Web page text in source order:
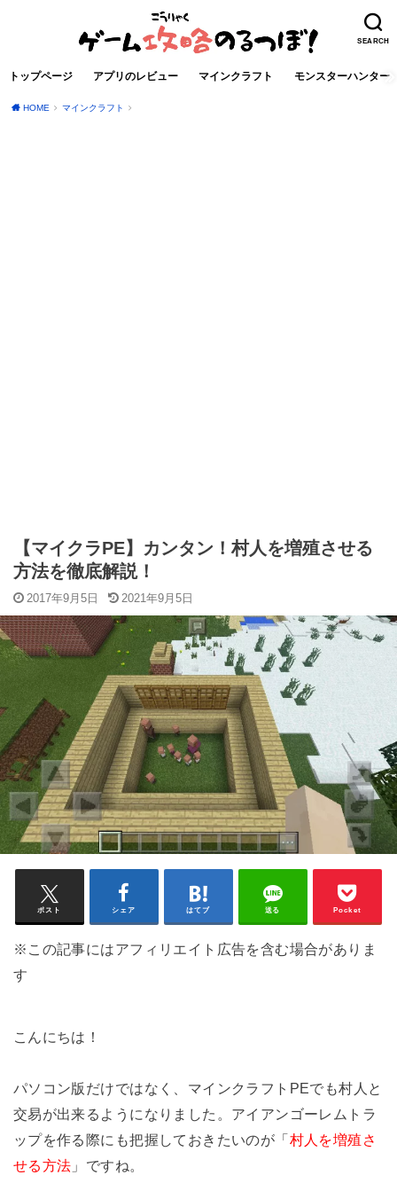
SEARCH
トップページ アプリのレビュー マインクラフト モンスターハンター
HOME マインクラフト
【マイクラPE】カンタン！村人を増殖させる
方法を徹底解説！
2017年9月5日 2021年9月5日
ポスト シェア はてブ 送る Pocket
※この記事にはアフィリエイト広告を含む場合がありま
す
こんにちは！
パソコン版だけではなく、マインクラフトPEでも村人と
交易が出来るようになりました。アイアンゴーレムトラ
ップを作る際にも把握しておきたいのが「村人を増殖さ
せる方法 」ですね。